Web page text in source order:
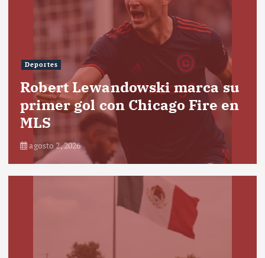
Deportes
Robert Lewandowski marca su
primer gol con Chicago Fire en
MLS
agosto 2, 2026